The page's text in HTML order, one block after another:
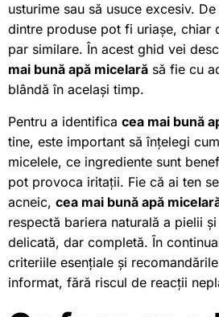
usturime sau să usuce excesiv.
dintre produse pot fi uriașe, chiar
par similare. În acest ghid vei
mai bună apă micelară să fie cu
blândă în același timp.
Pentru a identifica cea mai bună
tine, este important să înțelegi
micelele, ce ingrediente sunt
pot provoca iritații. Fie că ai ten
acneic, cea mai bună apă
respectă bariera naturală a pielii
delicată, dar completă. În
criteriile esențiale și
informat, fără riscul de reacții